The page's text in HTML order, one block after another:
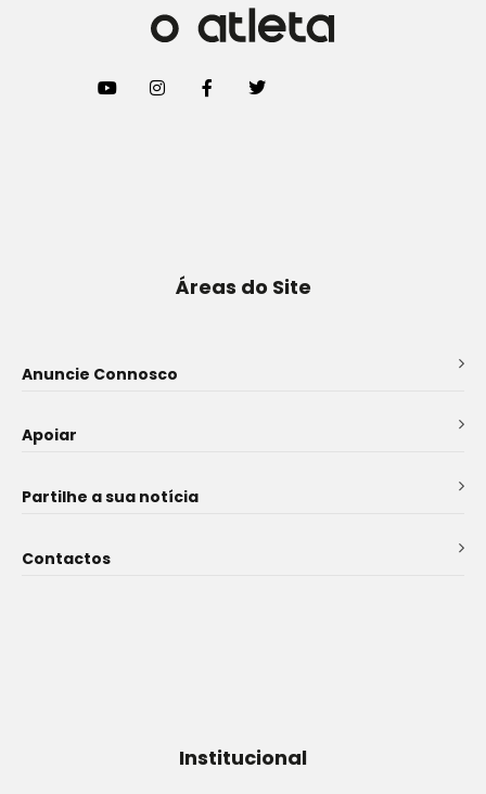
Áreas do Site
Anuncie Connosco
Apoiar
Partilhe a sua notícia
Contactos
Institucional